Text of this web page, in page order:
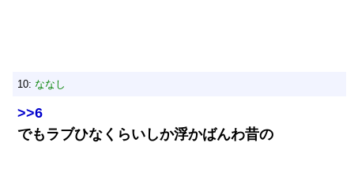
10: ななし
>>6
でもラブひなくらいしか浮かばんわ昔の